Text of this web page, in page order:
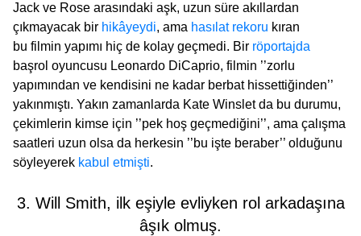
Jack ve Rose arasındaki aşk, uzun süre akıllardan
çıkmayacak bir hikâyeydi, ama hasılat rekoru kıran
bu filmin yapımı hiç de kolay geçmedi. Bir röportajda
başrol oyuncusu Leonardo DiCaprio, filmin ’’zorlu
yapımından ve kendisini ne kadar berbat hissettiğinden’’
yakınmıştı. Yakın zamanlarda Kate Winslet da bu durumu,
çekimlerin kimse için ’’pek hoş geçmediğini’’, ama çalışma
saatleri uzun olsa da herkesin ’’bu işte beraber’’ olduğunu
söyleyerek kabul etmişti.
3. Will Smith, ilk eşiyle evliyken rol arkadaşına
âşık olmuş.